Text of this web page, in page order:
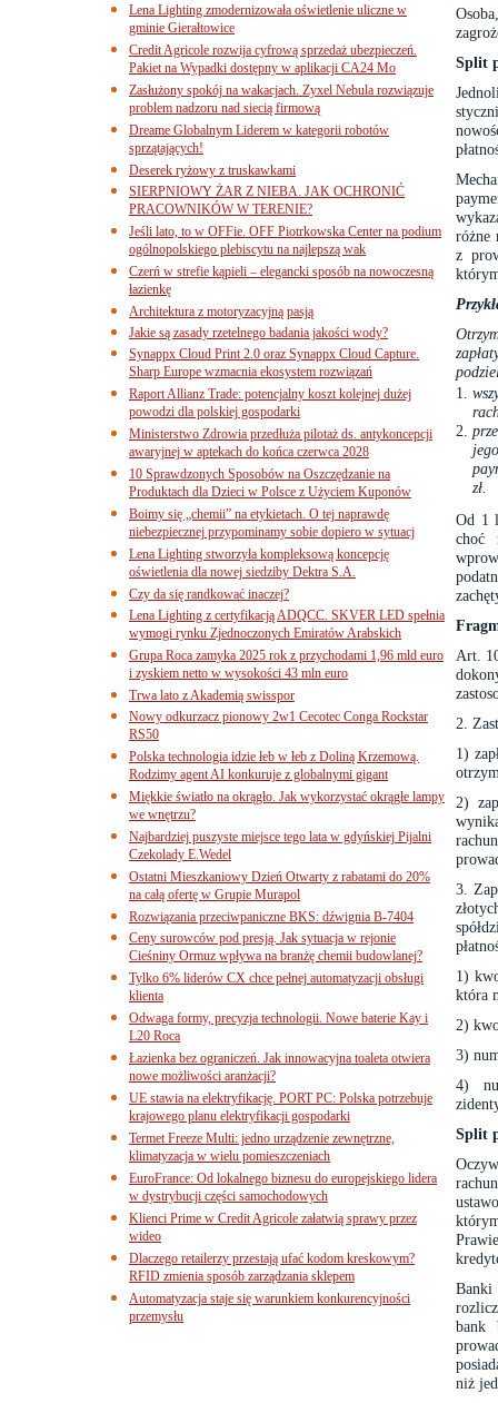
Split
różne
z
zł.
Od 1
choć
Art.
2.
1)
2)
3.
1)
która
2)
3)
4)
Split
Banki
bank
niż
Lena Lighting zmodernizowała oświetlenie uliczne w
gminie Gierałtowice
Credit Agricole rozwija cyfrową sprzedaż ubezpieczeń.
Pakiet na Wypadki dostępny w aplikacji CA24 Mo
Zasłużony spokój na wakacjach. Zyxel Nebula rozwiązuje
problem nadzoru nad siecią firmową
Dreame Globalnym Liderem w kategorii robotów
sprzątających!
Deserek ryżowy z truskawkami
SIERPNIOWY ŻAR Z NIEBA. JAK OCHRONIĆ
PRACOWNIKÓW W TERENIE?
Jeśli lato, to w OFFie. OFF Piotrkowska Center na podium
ogólnopolskiego plebiscytu na najlepszą wak
Czerń w strefie kąpieli – elegancki sposób na nowoczesną
łazienkę
Architektura z motoryzacyjną pasją
Jakie są zasady rzetelnego badania jakości wody?
Synappx Cloud Print 2.0 oraz Synappx Cloud Capture.
Sharp Europe wzmacnia ekosystem rozwiązań
Raport Allianz Trade: potencjalny koszt kolejnej dużej
powodzi dla polskiej gospodarki
Ministerstwo Zdrowia przedłuża pilotaż ds. antykoncepcji
awaryjnej w aptekach do końca czerwca 2028
10 Sprawdzonych Sposobów na Oszczędzanie na
Produktach dla Dzieci w Polsce z Użyciem Kuponów
Boimy się „chemii” na etykietach. O tej naprawdę
niebezpiecznej przypominamy sobie dopiero w sytuacj
Lena Lighting stworzyła kompleksową koncepcję
oświetlenia dla nowej siedziby Dektra S.A.
Czy da się randkować inaczej?
Lena Lighting z certyfikacją ADQCC. SKVER LED spełnia
wymogi rynku Zjednoczonych Emiratów Arabskich
Grupa Roca zamyka 2025 rok z przychodami 1,96 mld euro
i zyskiem netto w wysokości 43 mln euro
Trwa lato z Akademią swisspor
Nowy odkurzacz pionowy 2w1 Cecotec Conga Rockstar
RS50
Polska technologia idzie łeb w łeb z Doliną Krzemową.
Rodzimy agent AI konkuruje z globalnymi gigant
Miękkie światło na okrągło. Jak wykorzystać okrągłe lampy
we wnętrzu?
Najbardziej puszyste miejsce tego lata w gdyńskiej Pijalni
Czekolady E.Wedel
Ostatni Mieszkaniowy Dzień Otwarty z rabatami do 20%
na całą ofertę w Grupie Murapol
Rozwiązania przeciwpaniczne BKS: dźwignia B-7404
Ceny surowców pod presją. Jak sytuacja w rejonie
Cieśniny Ormuz wpływa na branżę chemii budowlanej?
Tylko 6% liderów CX chce pełnej automatyzacji obsługi
klienta
Odwaga formy, precyzja technologii. Nowe baterie Kay i
L20 Roca
Łazienka bez ograniczeń. Jak innowacyjna toaleta otwiera
nowe możliwości aranżacji?
UE stawia na elektryfikację. PORT PC: Polska potrzebuje
krajowego planu elektryfikacji gospodarki
Termet Freeze Multi: jedno urządzenie zewnętrzne,
klimatyzacja w wielu pomieszczeniach
EuroFrance: Od lokalnego biznesu do europejskiego lidera
w dystrybucji części samochodowych
Klienci Prime w Credit Agricole załatwią sprawy przez
wideo
Dlaczego retailerzy przestają ufać kodom kreskowym?
RFID zmienia sposób zarządzania sklepem
Automatyzacja staje się warunkiem konkurencyjności
przemysłu